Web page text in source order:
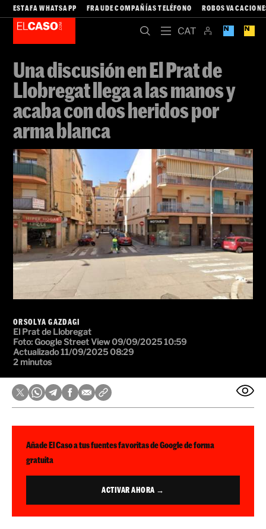
ESTAFA WHATSAPP FRAUDE COMPAÑÍAS TELÉFONO ROBOS
Una discusión en El Prat de
Llobregat llega a las manos y
acaba con dos heridos por
arma blanca
ORSOLYA GAZDAGI
El Prat de Llobregat
Foto: Google Street View09/09/2025 10:59
Actualizado 11/09/2025 08:29
2 minutos
Añade El Caso a tus fuentes favoritas de Google de forma
gratuita
ACTIVAR AHORA →